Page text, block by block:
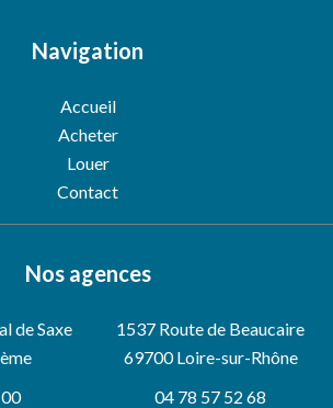
Navigation
Accueil
Acheter
Louer
Contact
Nos agences
de Saxe
1537 Route de Beaucaire
69700 Loire-sur-Rhône
04 78 57 52 68